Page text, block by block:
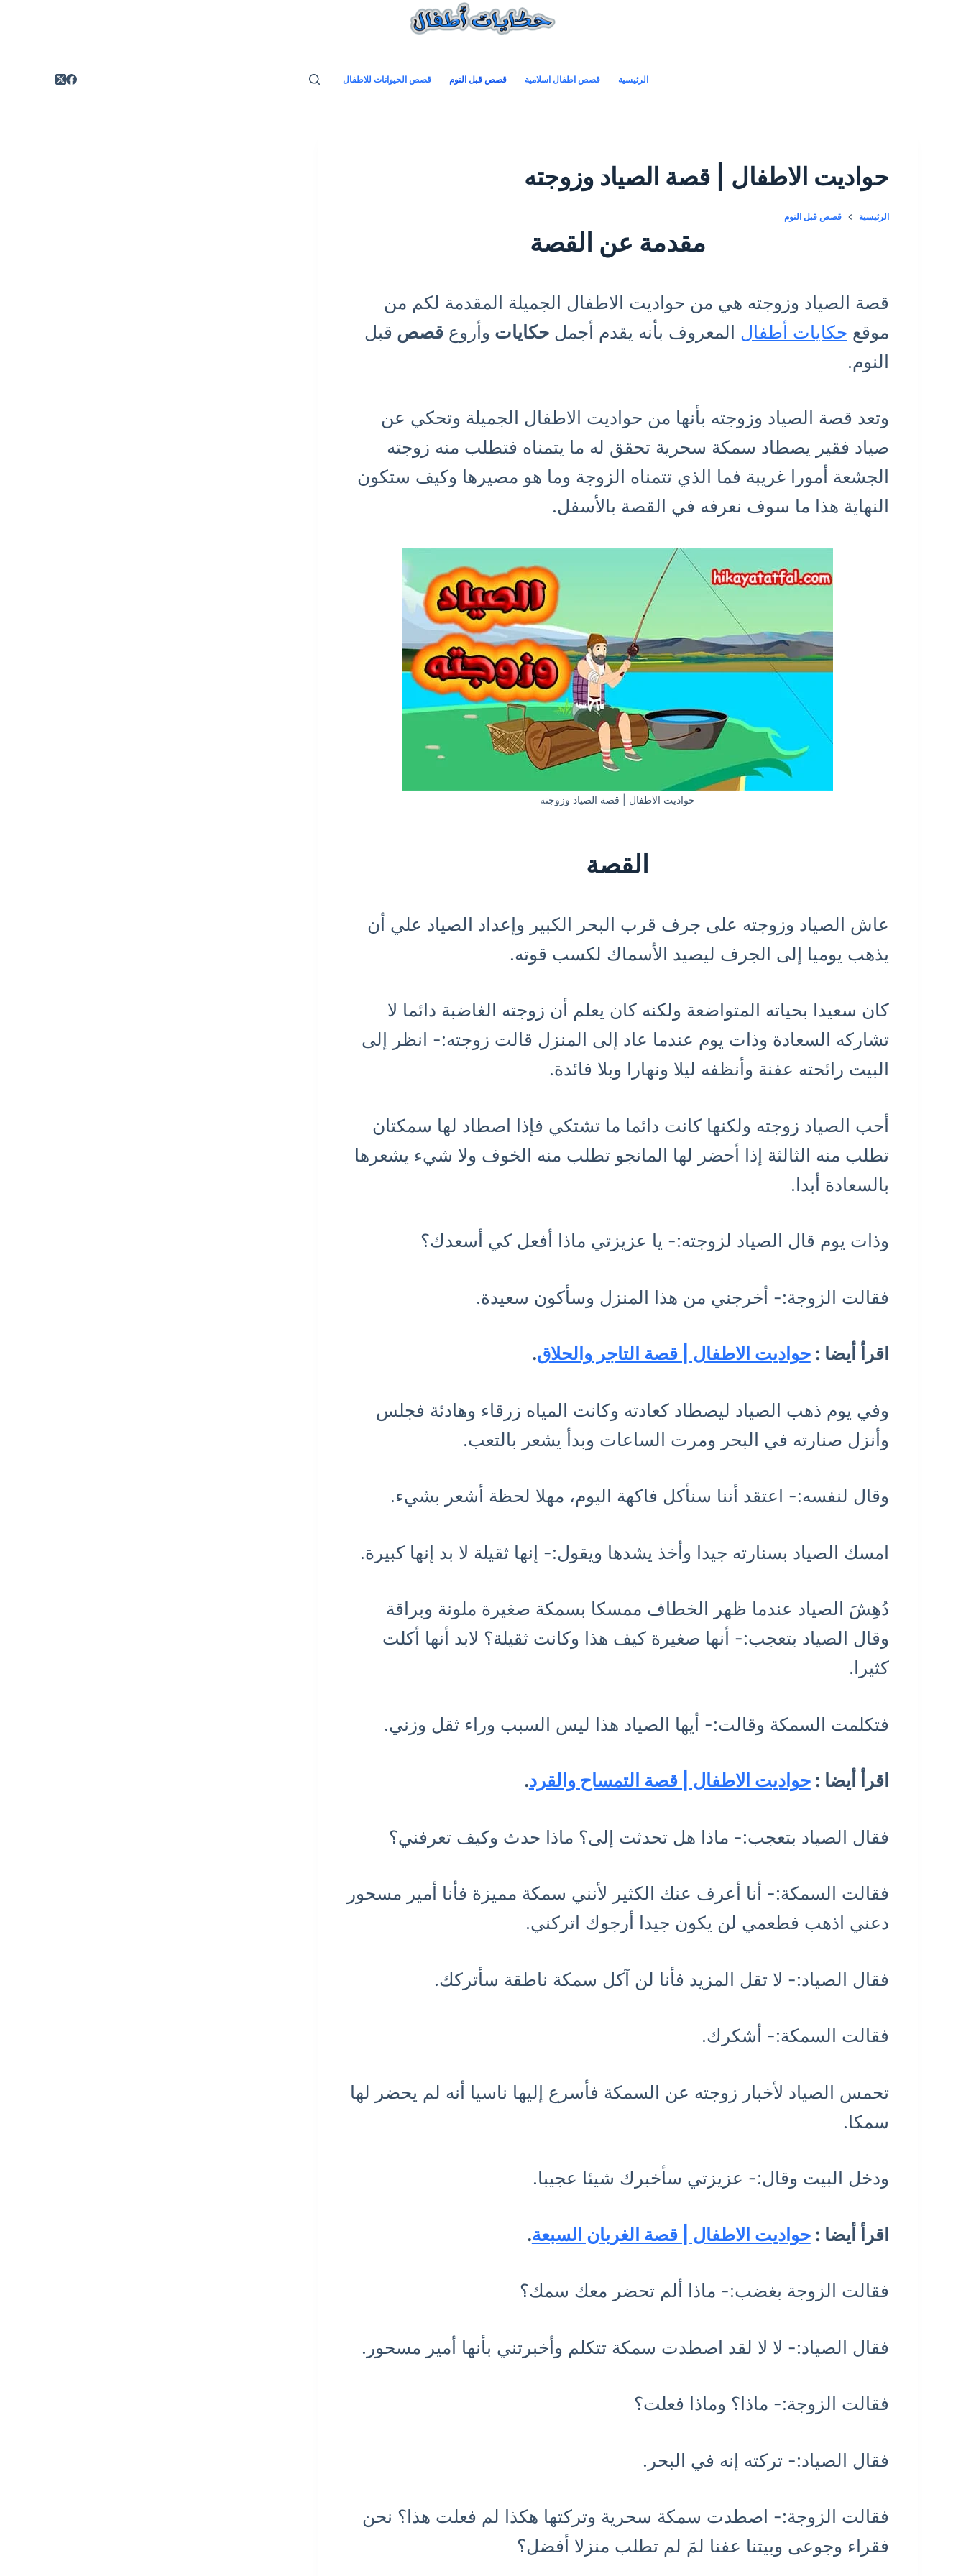
الرئيسية قصص اطفال اسلامية قصص قبل النوم قصص الحيوانات للاطفال
حواديت الاطفال | قصة الصياد وزوجته
الرئيسية قصص قبل النوم
مقدمة عن القصة
قصة الصياد وزوجته هي من حواديت الاطفال الجميلة المقدمة لكم من
موقع حكايات أطفال المعروف بأنه يقدم أجملحكايات وأروعقصص قبل
النوم.
وتعد قصة الصياد وزوجته بأنها من حواديت الاطفال الجميلة وتحكي عن
صياد فقير يصطاد سمكة سحرية تحقق له ما يتمناه فتطلب منه زوجته
الجشعة أمورا غريبة فما الذي تتمناه الزوجة وما هو مصيرها وكيف ستكون
النهاية هذا ما سوف نعرفه في القصة بالأسفل.
حواديت الاطفال | قصة الصياد وزوجته
القصة
عاش الصياد وزوجته على جرف قرب البحر الكبير وإعداد الصياد علي أن
يذهب يوميا إلى الجرف ليصيد الأسماك لكسب قوته.
كان سعيدا بحياته المتواضعة ولكنه كان يعلم أن زوجته الغاضبة دائما لا
تشاركه السعادة وذات يوم عندما عاد إلى المنزل قالت زوجته:- انظر إلى
البيت رائحته عفنة وأنظفه ليلا ونهارا وبلا فائدة.
أحب الصياد زوجته ولكنها كانت دائما ما تشتكي فإذا اصطاد لها سمكتان
تطلب منه الثالثة إذا أحضر لها المانجو تطلب منه الخوف ولا شيء يشعرها
بالسعادة أبدا.
وذات يوم قال الصياد لزوجته:- يا عزيزتي ماذا أفعل كي أسعدك؟
فقالت الزوجة:- أخرجني من هذا المنزل وسأكون سعيدة.
اقرأ أيضا :حواديت الاطفال | قصة التاجر والحلاق.
وفي يوم ذهب الصياد ليصطاد كعادته وكانت المياه زرقاء وهادئة فجلس
وأنزل صنارته في البحر ومرت الساعات وبدأ يشعر بالتعب.
وقال لنفسه:- اعتقد أننا سنأكل فاكهة اليوم، مهلا لحظة أشعر بشيء.
امسك الصياد بسنارته جيدا وأخذ يشدها ويقول:- إنها ثقيلة لا بد إنها كبيرة.
دُهِشَ الصياد عندما ظهر الخطاف ممسكا بسمكة صغيرة ملونة وبراقة
وقال الصياد بتعجب:- أنها صغيرة كيف هذا وكانت ثقيلة؟ لابد أنها أكلت
كثيرا.
فتكلمت السمكة وقالت:- أيها الصياد هذا ليس السبب وراء ثقل وزني.
اقرأ أيضا :حواديت الاطفال | قصة التمساح والقرد.
فقال الصياد بتعجب:- ماذا هل تحدثت إلى؟ ماذا حدث وكيف تعرفني؟
فقالت السمكة:- أنا أعرف عنك الكثير لأنني سمكة مميزة فأنا أمير مسحور
دعني اذهب فطعمي لن يكون جيدا أرجوك اتركني.
فقال الصياد:- لا تقل المزيد فأنا لن آكل سمكة ناطقة سأتركك.
فقالت السمكة:- أشكرك.
تحمس الصياد لأخبار زوجته عن السمكة فأسرع إليها ناسيا أنه لم يحضر لها
سمكا.
ودخل البيت وقال:- عزيزتي سأخبرك شيئا عجيبا.
اقرأ أيضا :حواديت الاطفال | قصة الغربان السبعة.
فقالت الزوجة بغضب:- ماذا ألم تحضر معك سمك؟
فقال الصياد:- لا لا لقد اصطدت سمكة تتكلم وأخبرتني بأنها أمير مسحور.
فقالت الزوجة:- ماذا؟ وماذا فعلت؟
فقال الصياد:- تركته إنه في البحر.
فقالت الزوجة:- اصطدت سمكة سحرية وتركتها هكذا لم فعلت هذا؟ نحن
فقراء وجوعى وبيتنا عفنا لمَ لم تطلب منزلا أفضل؟